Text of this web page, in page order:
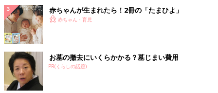
赤ちゃんが生まれたら！2冊の「たまひよ」
赤ちゃん・育児
お墓の撤去にいくらかかる？墓じまい費用
PR(くらしの話題)